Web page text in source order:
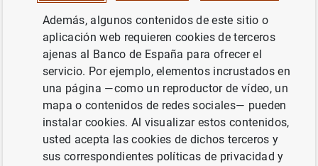
Balanza de Pagos en noviembre de 2004.
Cuadros (13KB)
Balanza de Pagos en noviembre de 2004.
Datos (140KB)
Además, algunos contenidos de este sitio o
aplicación web requieren cookies de terceros
ajenas al Banco de España para ofrecer el
servicio. Por ejemplo, elementos incrustados en
una página —como un reproductor de vídeo, un
mapa o contenidos de redes sociales— pueden
instalar cookies. Al visualizar estos contenidos,
usted acepta las cookies de dichos terceros y
sus correspondientes políticas de privacidad y